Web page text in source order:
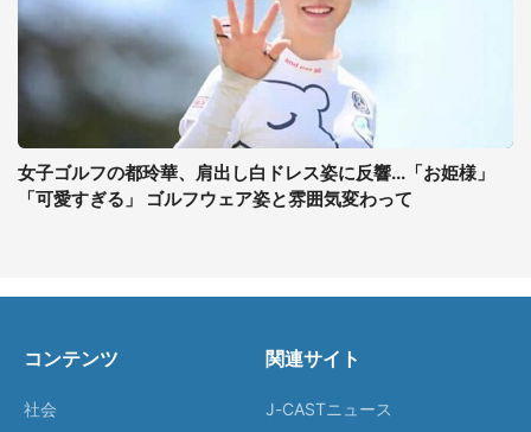
女子ゴルフの都玲華、肩出し白ドレス姿に反響...「お姫様」
「可愛すぎる」 ゴルフウェア姿と雰囲気変わって
コンテンツ
社会
関連サイト
J-CASTニュース